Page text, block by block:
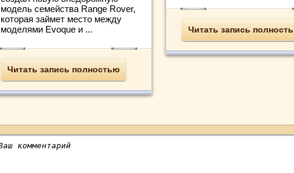
модель семейства Range Rover,
которая займет место между
моделями Evoque и ...
Читать запись полностью
Читать запись